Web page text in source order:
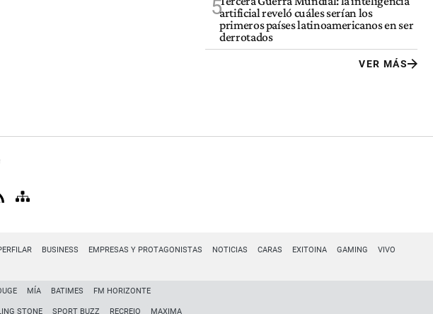
5artificial reveló cuáles serían los
primeros países latinoamericanos en ser
derrotados
VER MÁS
BUSINESS EMPRESAS Y PROTAGONISTAS NOTICIAS CARAS EXITOINA GAMING VIVO
MÍA BATIMES FM HORIZONTE
STONE SPORT BUZZ RECREIO MAXIMA